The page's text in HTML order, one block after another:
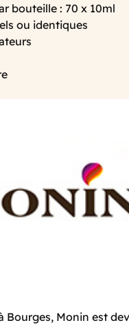
bouteille : 70 x 10ml
ou identiques
Bourges, Monin est